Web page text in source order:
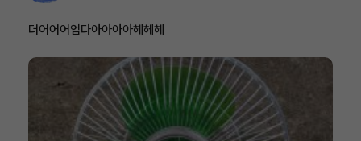
더어어어업다아아아아헤헤헤